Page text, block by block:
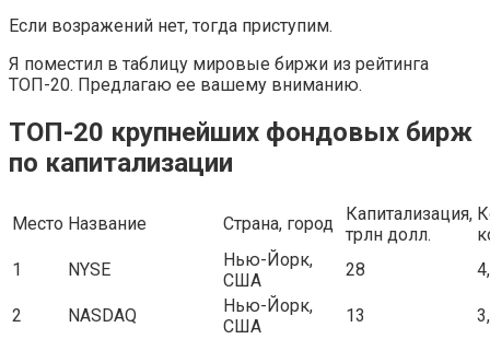
Если возражений нет, тогда приступим.
Я поместил в таблицу мировые биржи из рейтинга
ТОП-20. Предлагаю ее вашему вниманию.
ТОП-20 крупнейших фондовых бирж
по капитализации
Место Название Страна, город
Капитализация,
трлн долл.
1
NYSE
Нью-Йорк,
США
28
2 NASDAQ
Нью-Йорк,
США
13